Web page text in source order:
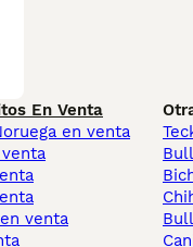
En Venta
en venta
venta